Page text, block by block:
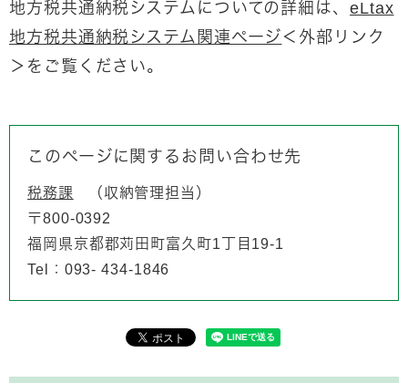
地方税共通納税システムについての詳細は、 eLtax
地方税共通納税システム関連ページ ＜外部リンク
＞ をご覧ください。
このページに関するお問い合わせ先
税務課
収納管理担当
〒800-0392
福岡県京都郡苅田町富久町1丁目19-1
Tel：093- 434-1846